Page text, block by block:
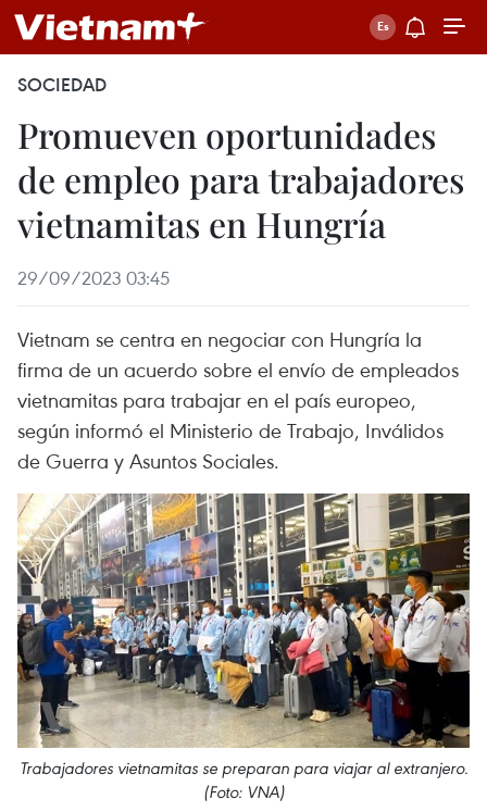
SOCIEDAD
Promueven oportunidades
de empleo para trabajadores
vietnamitas en Hungría
29/09/2023 03:45
Vietnam se centra en negociar con Hungría la
firma de un acuerdo sobre el envío de empleados
vietnamitas para trabajar en el país europeo,
según informó el Ministerio de Trabajo, Inválidos
de Guerra y Asuntos Sociales.
Trabajadores vietnamitas se preparan para viajar al extranjero.
(Foto: VNA)